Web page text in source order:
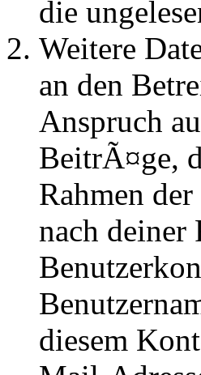
die
Weitere
an den
Anspruch
BeitrÃ¤ge,
Rahmen
nach deiner
diesem